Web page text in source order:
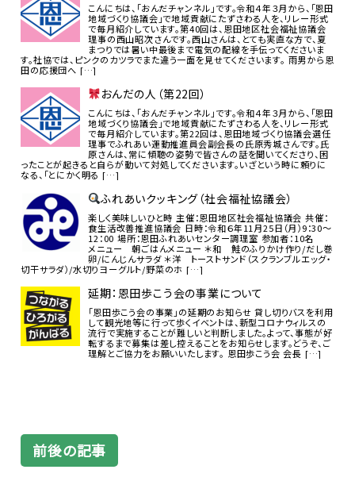
こんにちは、「おんだチャンネル」です。令和４年３月から、「恩田
地域づくり協議会」で地域貢献にたずさわる人を、リレー形式
で毎月紹介しています。第40回は、恩田地区社会福祉協議会
理事の西山昭次さんです。西山さんは、とても実直な方で、夏
まつりでは暑い中最後まで電気の配線を手伝ってくださいま
す。社協では、ピンクのカツラでまた違う一面を見せてくださいます。 雨男から恩
田の応援団へ […]
おんだの人（第22回）
こんにちは、「おんだチャンネル」です。令和４年３月から、「恩田
地域づくり協議会」で地域貢献にたずさわる人を、リレー形式
で毎月紹介しています。第22回は、恩田地域づくり協議会選任
理事でふれあい運動推進員会副会長の氏原秀城さんです。氏
原さんは、常に傾聴の姿勢で皆さんの話を聞いてくださり、困
ったことが起きると自らが動いて対処してくださいます。いざという時に頼りに
なる、「とにかく明る […]
ふれあいクッキング（社会福祉協議会）
楽しく美味しいひと時 主催：恩田地区社会福祉協議会 共催：
食生活改善推進協議会 日時：令和６年11月25日（月）9：30～
12：00 場所：恩田ふれあいセンター調理室 参加者：10名
メニュー 朝ごはんメニュー ＊和 鮭のふりかけ作り/だし巻
卵/にんじんサラダ ＊洋 トーストサンド（スクランブルエッグ・
切干サラダ）/水切りヨーグルト/野菜のホ […]
延期：恩田歩こう会の事業について
「恩田歩こう会の事業」の延期のお知らせ 貸し切りバスを利用
して観光地等に行って歩くイベントは、新型コロナウィルスの
流行で実施することが難しいと判断しました。よって、事態が好
転するまで募集は差し控えることをお知らせします。どうぞ、ご
理解とご協力をお願いいたします。 恩田歩こう会 会長 […]
前後の記事